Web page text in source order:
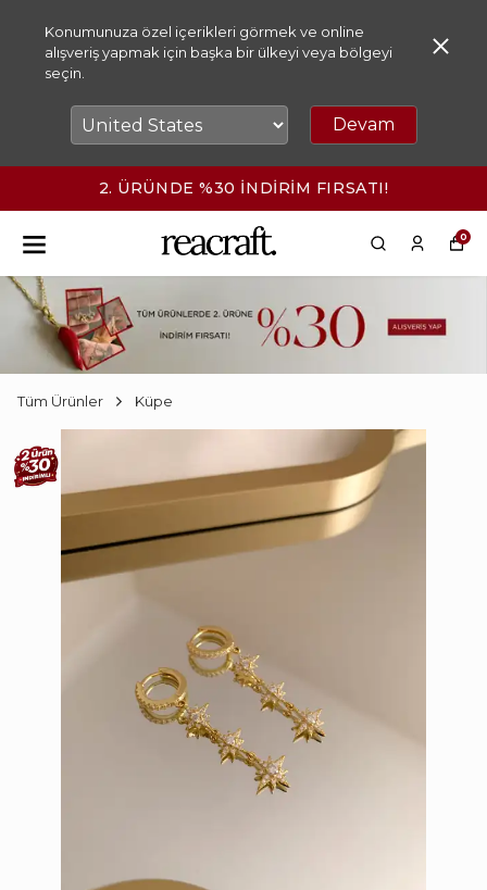
Konumunuza özel içerikleri görmek ve online
alışveriş yapmak için başka bir ülkeyi veya bölgeyi
seçin.
Devam
2500₺ ÜZERİ KARGO
0
Tüm Ürünler Küpe